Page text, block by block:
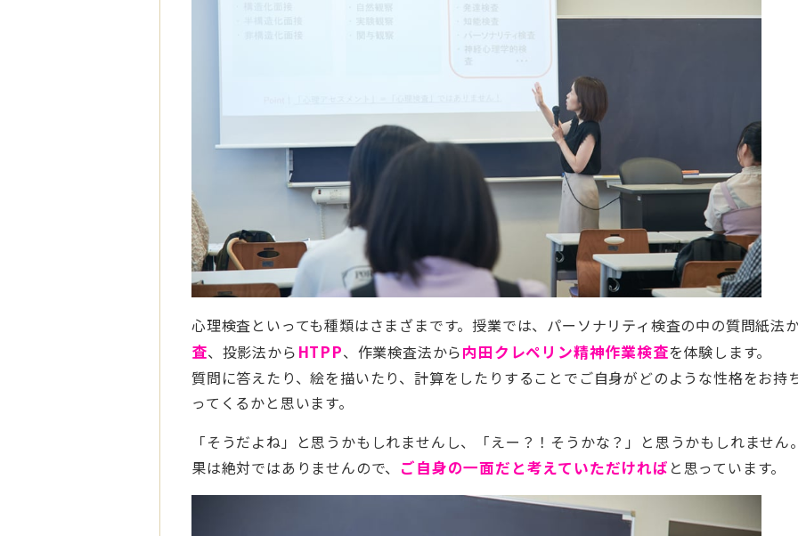
心理検査といっても種類はさまざまです。授業では、パーソナリティ検査の中の質問紙法
査、投影法から HTPP、作業検査法から内田クレペリン精神作業検査を体験します。
質問に答えたり、絵を描いたり、計算をしたりすることでご自身がどのような性格をお持
ってくるかと思います。
「そうだよね」と思うかもしれませんし、「えー？！そうかな？」と思うかもしれません
果は絶対ではありませんので、 ご自身の一面だと考えていただければ と思っています。